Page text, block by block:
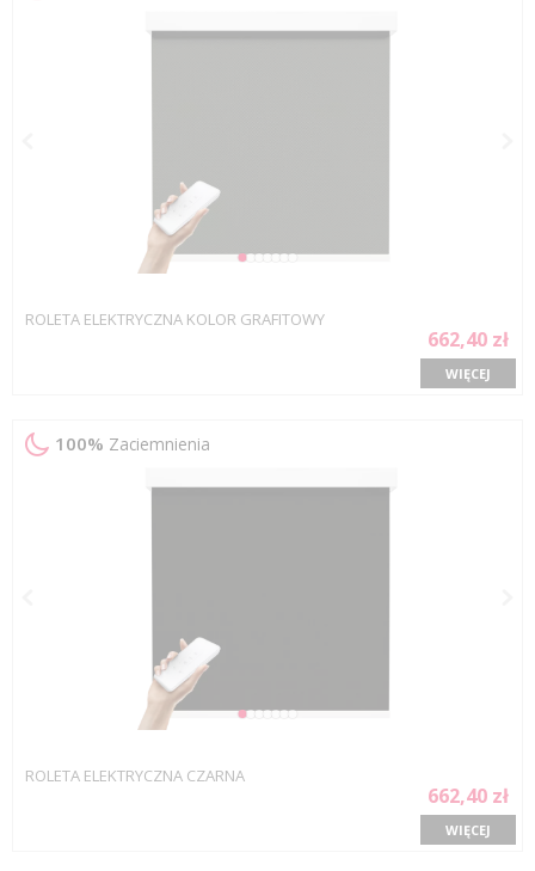
ROLETA ELEKTRYCZNA KOLOR GRAFITOWY
662,40 zł
WIĘCEJ
100% Zaciemnienia
ROLETA ELEKTRYCZNA CZARNA
662,40 zł
WIĘCEJ